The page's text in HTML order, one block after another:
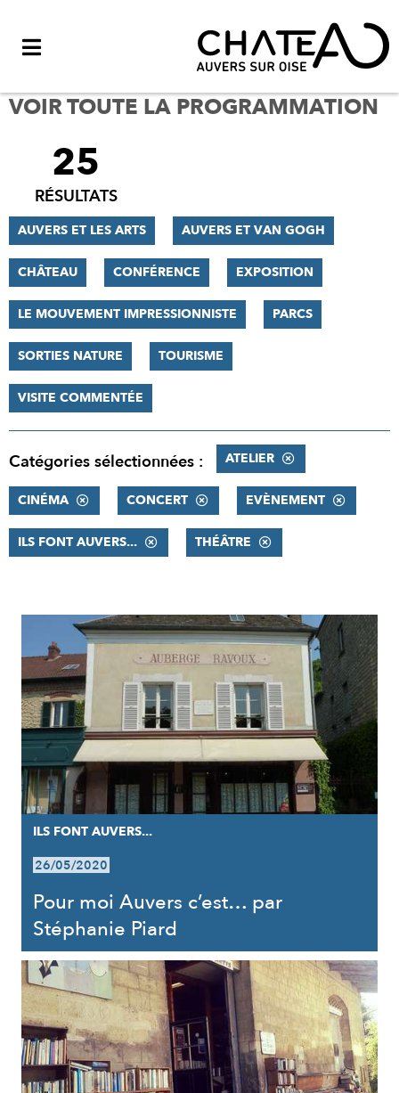
VOIR TOUTE LA PROGRAMMATION
FILTRER
RÉSULTATS
25
RÉSULTATS
AUVERS ET LES ARTS AUVERS ET VAN GOGH
CHÂTEAU CONFÉRENCE EXPOSITION
LE MOUVEMENT IMPRESSIONNISTE PARCS
SORTIES NATURE TOURISME
VISITE COMMENTÉE
Catégories sélectionnées : ATELIER
CINÉMA CONCERT EVÈNEMENT
ILS FONT AUVERS... THÉÂTRE
RÉSULTATS
ILS FONT AUVERS...
26/05/2020
Pour moi Auvers c’est… par
Stéphanie Piard